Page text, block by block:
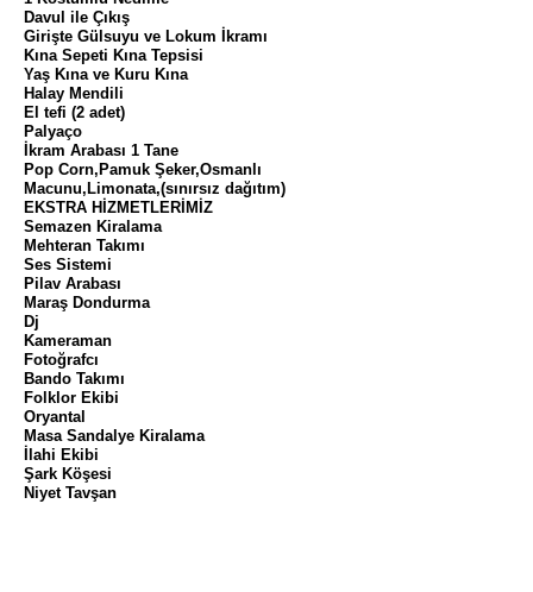
Davul ile Çıkış
Girişte Gülsuyu ve Lokum İkramı
Kına Sepeti Kına Tepsisi
Yaş Kına ve Kuru Kına
Halay Mendili
El tefi (2 adet)
Palyaço
İkram Arabası 1 Tane
Pop Corn,Pamuk Şeker,Osmanlı
Macunu,Limonata,(sınırsız dağıtım)
EKSTRA HİZMETLERİMİZ
Semazen Kiralama
Mehteran Takımı
Ses Sistemi
Pilav Arabası
Maraş Dondurma
Dj
Kameraman
Fotoğrafcı
Bando Takımı
Folklor Ekibi
Oryantal
Masa Sandalye Kiralama
İlahi Ekibi
Şark Köşesi
Niyet Tavşan